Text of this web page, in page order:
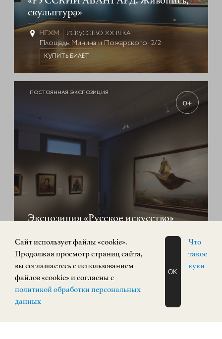
скульптура»
ИСКУССТВО XX ВЕКА
Площадь Минина и Пожарского, 2/2
КУПИТЬ БИЛЕТ
ПОСТОЯННАЯ ЭКСПОЗИЦИЯ
0+
Экспозиция «Русское искусство»
РУССКОЕ ИСКУССТВО
ЗАПИСАТЬСЯ
НА ЭКСКУРСИЮ
Cайт использует файлы «cookie».
Продолжая просмотр страниц сайта,
вы соглашаетесь с использованием
файлов «cookie» и согласны с
политикой обработки персональных
данных
OK
Что
такое
куки